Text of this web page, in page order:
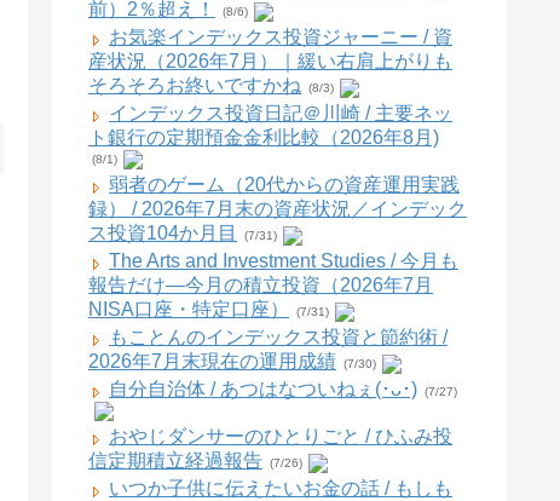
前）2％超え！
(8/6)
お気楽インデックス投資ジャーニー / 資
産状況（2026年7月）｜緩い右肩上がりも
そろそろお終いですかね
(8/3)
インデックス投資日記＠川崎 / 主要ネッ
ト銀行の定期預金金利比較（2026年8月)
(8/1)
弱者のゲーム（20代からの資産運用実践
録） / 2026年7月末の資産状況／インデック
ス投資104か月目
(7/31)
The Arts and Investment Studies / 今月も
報告だけ―今月の積立投資（2026年7月
NISA口座・特定口座）
(7/31)
もことんのインデックス投資と節約術 /
2026年7月末現在の運用成績 (7/30)
自分自治体 / あつはなついねぇ(･ᴗ･) (7/27)
おやじダンサーのひとりごと / ひふみ投
信定期積立経過報告 (7/26)
いつか子供に伝えたいお金の話 / もしも